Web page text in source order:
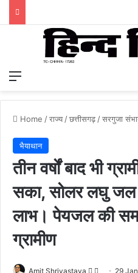
Home /राज्य/छत्तीसगढ़/सरगुजा
भैयाथान
तीन वर्षों बाद भी
सका, सोलर लघु जल
लाभ। पेयजल की
ग्रामीण
Amit Shrivastava
F
29